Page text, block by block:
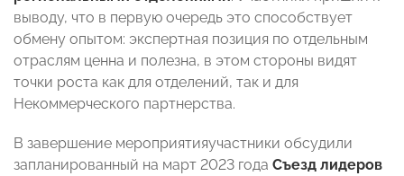
выводу, что в первую очередь это способствует
обмену опытом: экспертная позиция по отдельным
отраслям ценна и полезна, в этом стороны видят
точки роста как для отделений, так и для
Некоммерческого партнерства.
В завершение мероприятияучастники обсудили
запланированный на март 2023 года Съезд лидеров